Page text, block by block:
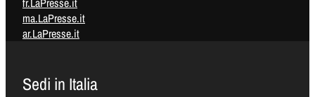
ma.LaPresse.it
ar.LaPresse.it
Sedi in Italia